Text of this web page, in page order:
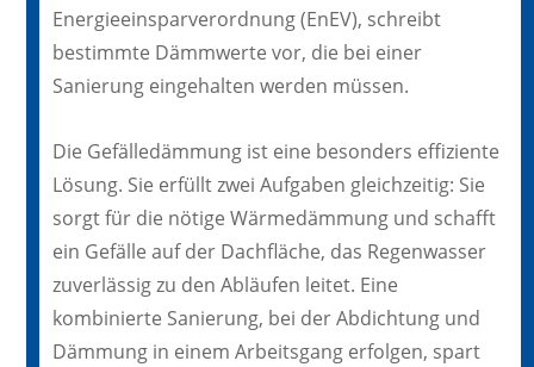
Energieeinsparverordnung (EnEV), schreibt
bestimmte Dämmwerte vor, die bei einer
Sanierung eingehalten werden müssen.
Die Gefälledämmung ist eine besonders effiziente
Lösung. Sie erfüllt zwei Aufgaben gleichzeitig: Sie
sorgt für die nötige Wärmedämmung und schafft
ein Gefälle auf der Dachfläche, das Regenwasser
zuverlässig zu den Abläufen leitet. Eine
kombinierte Sanierung, bei der Abdichtung und
Dämmung in einem Arbeitsgang erfolgen, spart